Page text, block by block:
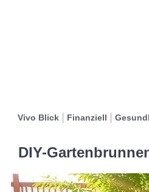
Vivo Blick Finanziell
DIY-